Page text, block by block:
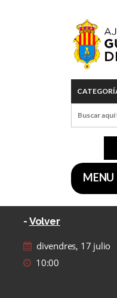
- Volver
divendres, 17 julio
10:00